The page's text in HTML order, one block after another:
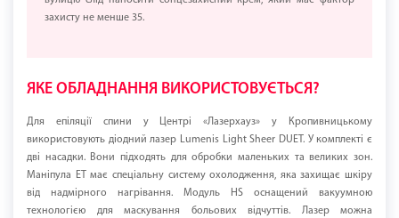
захисту не менше 35.
ЯКЕ ОБЛАДНАННЯ ВИКОРИСТОВУЄТЬСЯ?
Для епіляції спини у Центрі «Лазерхауз» у Кропивницькому
використовують діодний лазер Lumenis Light Sheer DUET. У комплекті є
дві насадки. Вони підходять для обробки маленьких та великих зон.
Маніпула ET має спеціальну систему охолодження, яка захищає шкіру
від надмірного нагрівання. Модуль HS оснащений вакуумною
технологією для маскування больових відчуттів. Лазер можна